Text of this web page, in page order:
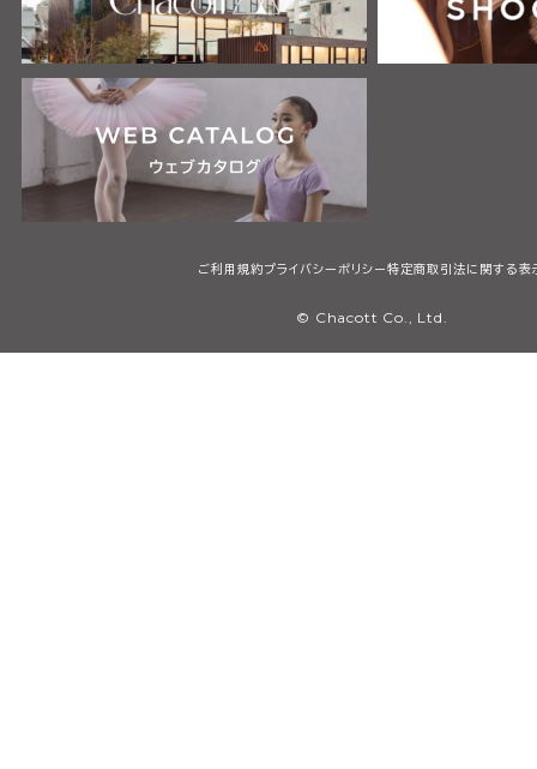
ご利用規約プライバシーポリシー特定商取引法に関する表
© Chacott Co., Ltd.